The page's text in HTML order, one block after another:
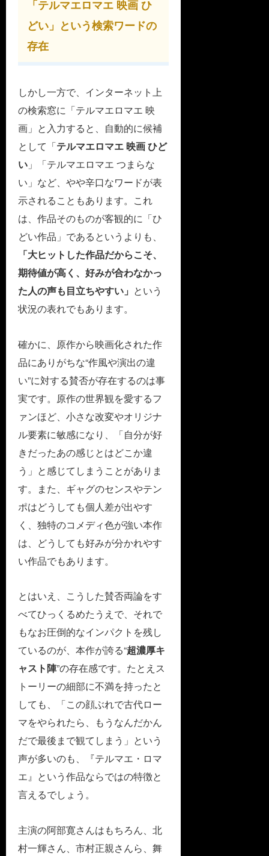
「テルマエロマエ 映画 ひ
どい」という検索ワードの
存在
しかし一方で、インターネット上
の検索窓に「テルマエロマエ 映
画」と入力すると、自動的に候補
として「テルマエロマエ 映画 ひど
い 」「テルマエロマエ つまらな
い」など、やや辛口なワードが表
示されることもあります。これ
は、作品そのものが客観的に「ひ
どい作品」であるというよりも、
「大ヒットした作品だからこそ、
期待値が高く、好みが合わなかっ
た人の声も目立ちやすい」 という
状況の表れでもあります。
確かに、原作から映画化された作
品にありがちな“作風や演出の違
い”に対する賛否が存在するのは事
実です。原作の世界観を愛するフ
ァンほど、小さな改変やオリジナ
ル要素に敏感になり、「自分が好
きだったあの感じとはどこか違
う」と感じてしまうことがありま
す。また、ギャグのセンスやテン
ポはどうしても個人差が出やす
く、独特のコメディ色が強い本作
は、どうしても好みが分かれやす
い作品でもあります。
とはいえ、こうした賛否両論をす
べてひっくるめたうえで、それで
もなお圧倒的なインパクトを残し
ているのが、本作が誇る“超濃厚キ
ャスト陣”の存在感です。たとえス
トーリーの細部に不満を持ったと
しても、「この顔ぶれで古代ロー
マをやられたら、もうなんだかん
だで最後まで観てしまう」という
声が多いのも、『テルマエ・ロマ
エ』という作品ならではの特徴と
言えるでしょう。
主演の阿部寛さんはもちろん、北
村一輝さん、市村正親さんら、舞